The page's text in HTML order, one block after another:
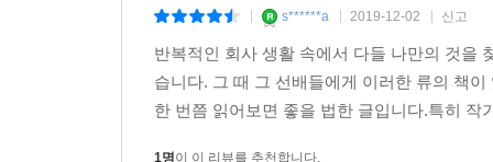
s******a 2019-12-02 신고
반복적인 회사 생활 속에서 다들 나만의 것을
습니다. 그 때 그 선배들에게 이러한 류의 책
한 번쯤 읽어보면 좋을 법한 글입니다.특히
1명이 이 리뷰를 추천합니다.